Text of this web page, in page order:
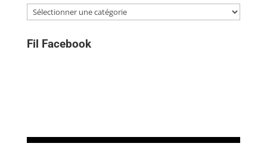
Catégories
Fil Facebook